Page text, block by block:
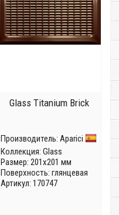
Glass Titanium Brick
Производитель: Aparici
Коллекция: Glass
Размер: 201x201 мм
Поверхность: глянцевая
Артикул: 170747